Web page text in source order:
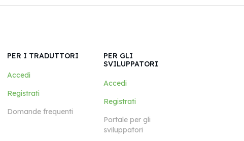
PER I TRADUTTORI
Accedi
Registrati
Domande frequenti
PER GLI
SVILUPPATORI
Accedi
Registrati
Portale per gli
sviluppatori